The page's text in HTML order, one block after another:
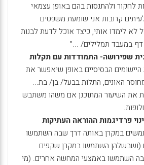
לחקור ולהתנסות בהם באופן עצמאי
קרובות אני שומעת משפטים
לא לימדו אותי, כיצד אוכל לדעת לבנות
במעבד תמלילים/ ..."
שפירושה- התמודדות עם תקלות
הבסיסיים באופן שיאפשר את
האונים, התלות בבעל/ בן/ בת...
את השיעור המתוכנן אם משהו משתבש
פרדיגמות ההוראה העתיקות
במקרן באותה דרך שבה השתמשו
(ושבשלהן השתמשו במקרן שקפים
השתמשו באמצעי המחשה אחרים. (מי